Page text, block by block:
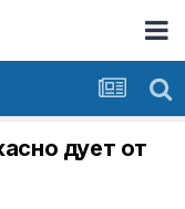
дует от